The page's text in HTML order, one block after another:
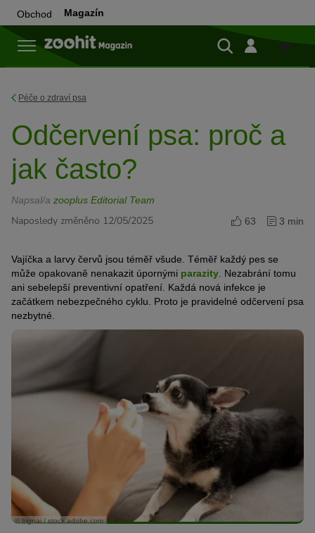
Obchod Magazín
Do
Péče o zdraví psa
Odčervení psa: proč a
jak často?
Napsal/a zooplus Editorial Team
Naposledy změněno 12/05/2025 63 3 min
Vajíčka a larvy červů jsou téměř všude. Téměř každý pes se
může opakovaně nenakazit úpornými parazity . Nezabrání tomu
ani sebelepší preventivní opatření. Každá nová infekce je
začátkem nebezpečného cyklu. Proto je pravidelné odčervení psa
nezbytné.
© bignai / stock.adobe.com